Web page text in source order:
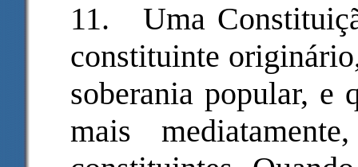
11.Uma
constituinte
soberania popular, e
mais